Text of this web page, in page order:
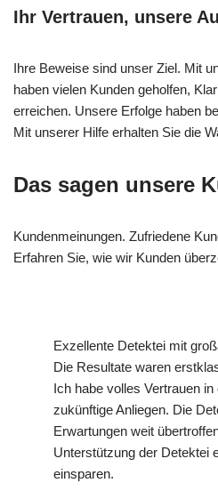
Ihr Vertrauen, unsere
Ihre Beweise sind unser Ziel. Mit
haben vielen Kunden geholfen,
erreichen. Unsere Erfolge haben
Mit unserer Hilfe erhalten Sie die
Das sagen unsere
Kundenmeinungen. Zufriedene
Erfahren Sie, wie wir Kunden
Exzellente Detektei mit
Die Resultate waren
Ich habe volles Vertrauen
zukünftige Anliegen. Die
Erwartungen weit
Unterstützung der Detektei
einsparen.